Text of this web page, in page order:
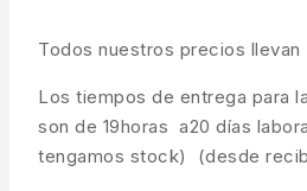
Todos nuestros precios llevan
Los tiempos de entrega para
son de 19horas a20 días
tengamos stock) (desde